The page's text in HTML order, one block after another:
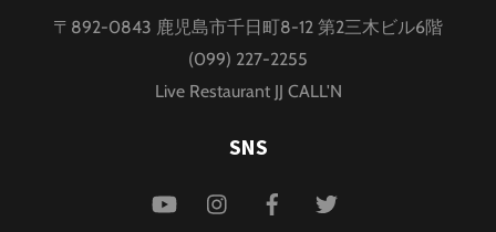
Top
〒892-0843 鹿児島市千日町8-12 第2三木ビル6階
(099) 227-2255
Live Restaurant JJ CALL'N
SNS
YouTube Instagram